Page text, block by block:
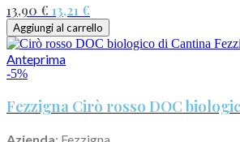
13,90 € 13,21 €
Aggiungi al carrello
Anteprima
-5%
Fezzigna Cirò rosso DOC